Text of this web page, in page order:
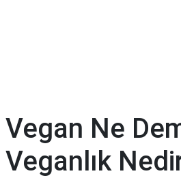
Vegan Ne
Veganlık